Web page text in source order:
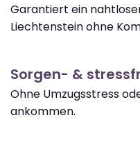
Garantiert ein
Liechtenstein ohne
Sorgen- &
Ohne Umzugsstress
ankommen.